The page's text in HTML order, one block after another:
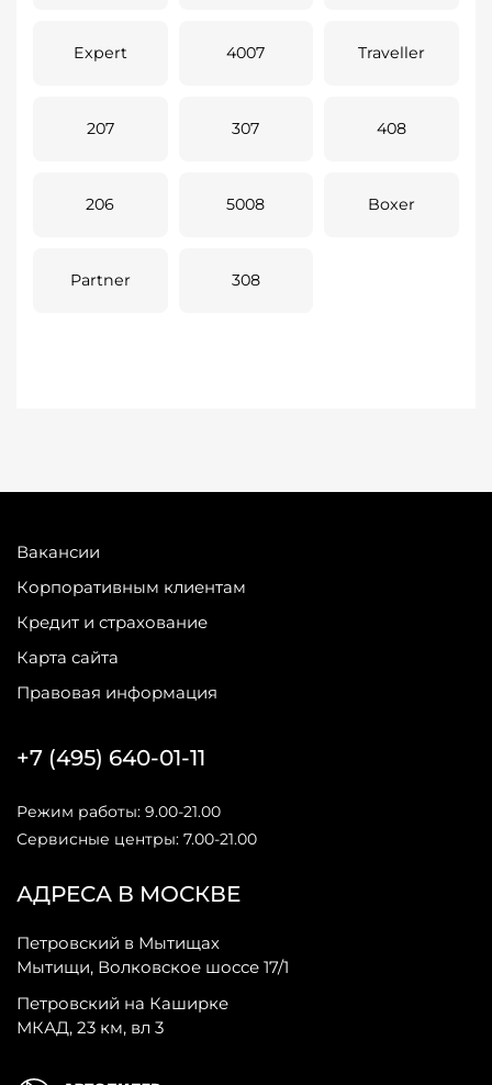
Expert 4007 Traveller
207 307 408
206 5008 Boxer
Partner 308
Вакансии
Корпоративным клиентам
Кредит и страхование
Карта сайта
Правовая информация
АДРЕСА В МОСКВЕ
Петровский в Мытищах
Мытищи, Волковское шоссе 17/1
Петровский на Каширке
МКАД, 23 км, вл 3
+7 (495) 640-01-11
Режим работы: 9.00-21.00
Сервисные центры: 7.00-21.00